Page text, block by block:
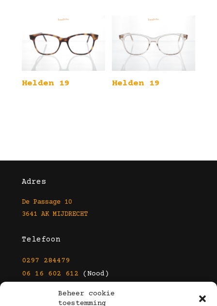
Beheer cookie
toestemming
Helden 19 Helden 19
Adres
De Passage 10
3641 AK MIJDRECHT
Telefoon
0297 284479
06 16 602 612 (Nood)